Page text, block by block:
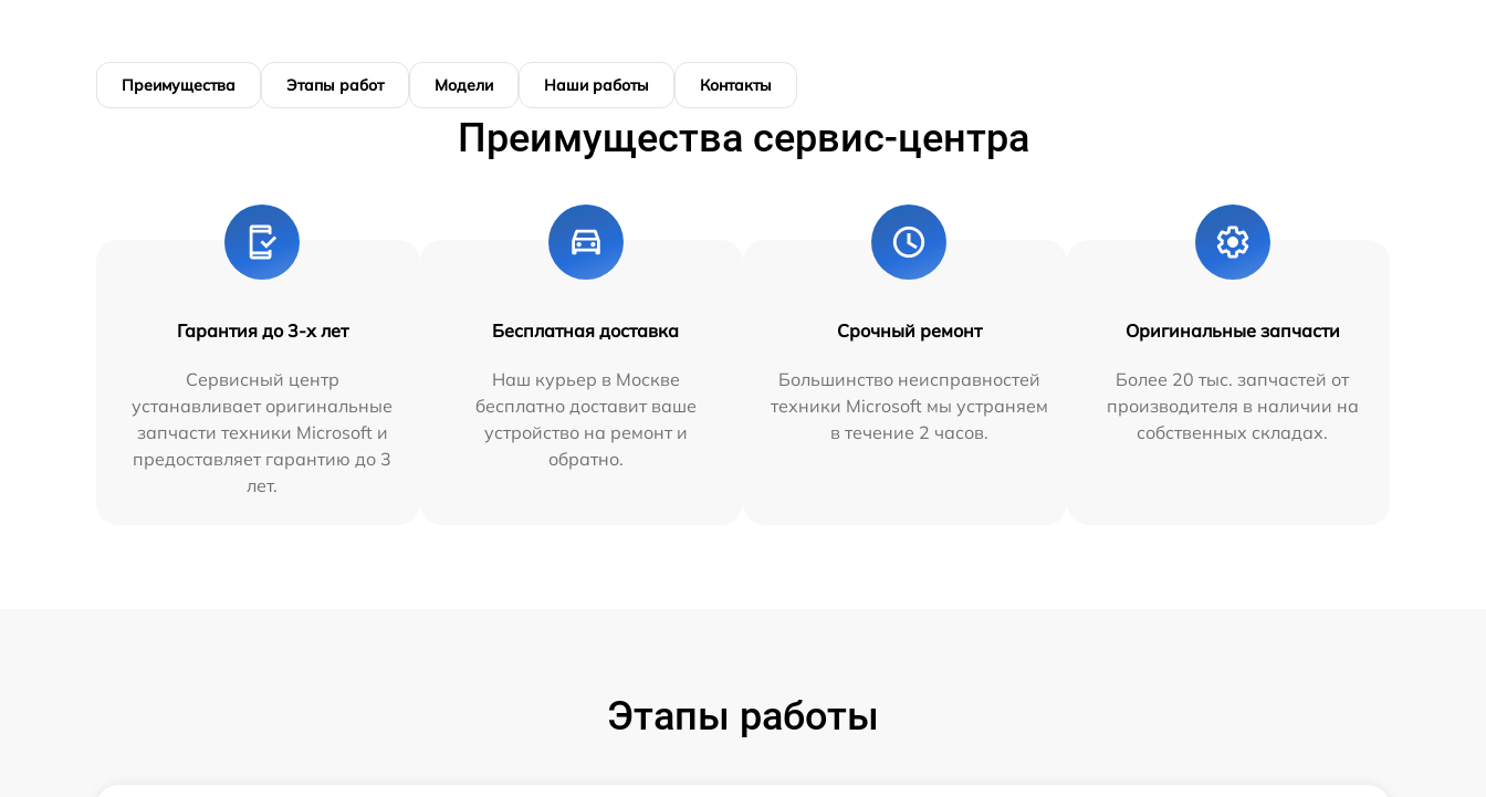
Преимущества Этапы работ Модели Наши работы Контакты
Преимущества сервис-центра
Гарантия до 3-х лет
Сервисный центр
устанавливает оригинальные
запчасти техники Microsoft и
предоставляет гарантию до 3
лет.
Бесплатная доставка
Наш курьер в Москве
бесплатно доставит ваше
устройство на ремонт и
обратно.
Срочный ремонт
Большинство неисправностей
техники Microsoft мы устраняем
в течение 2 часов.
Оригинальные запчасти
Более 20 тыс. запчастей от
производителя в наличии на
собственных складах.
Этапы работы